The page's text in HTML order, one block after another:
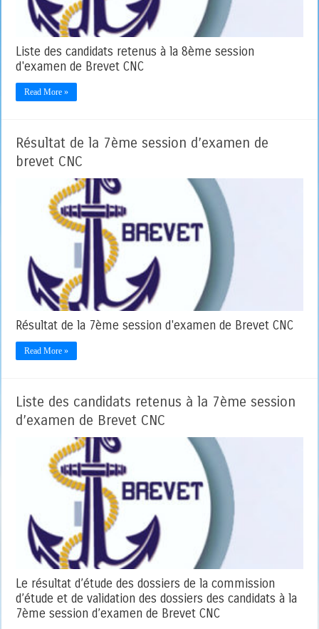
Liste des candidats retenus à la 8ème session
d'examen de Brevet CNC
Read More »
Résultat de la 7ème session d’examen de
brevet CNC
Résultat de la 7ème session d'examen de Brevet CNC
Read More »
Liste des candidats retenus à la 7ème session
d’examen de Brevet CNC
Le résultat d’étude des dossiers de la commission
d’étude et de validation des dossiers des candidats à la
7ème session d’examen de Brevet CNC